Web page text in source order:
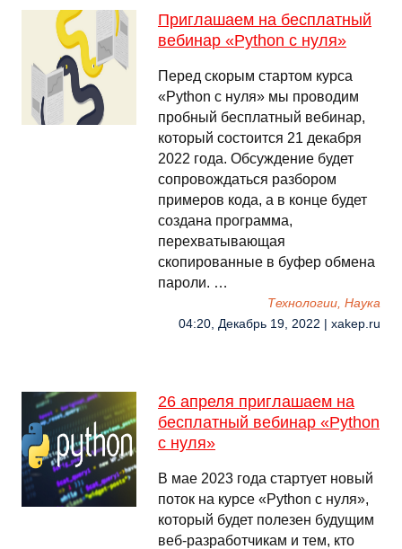
Приглашаем на бесплатный
вебинар «Python с нуля»
Перед скорым стартом курса
«Python с нуля» мы проводим
пробный бесплатный вебинар,
который состоится 21 декабря
2022 года. Обсуждение будет
сопровождаться разбором
примеров кода, а в конце будет
создана программа,
перехватывающая
скопированные в буфер обмена
пароли. …
Технологии, Наука
04:20, Декабрь 19, 2022 | xakep.ru
26 апреля приглашаем на
бесплатный вебинар «Python
с нуля»
В мае 2023 года стартует новый
поток на курсе «Python с нуля»,
который будет полезен будущим
веб-разработчикам и тем, кто